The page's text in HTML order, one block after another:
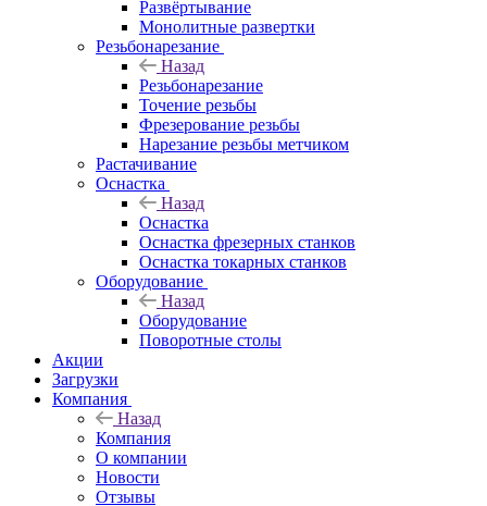
Развёртывание
Монолитные развертки
Резьбонарезание
Назад
Резьбонарезание
Точение резьбы
Фрезерование резьбы
Нарезание резьбы метчиком
Растачивание
Оснастка
Назад
Оснастка
Оснастка фрезерных станков
Оснастка токарных станков
Оборудование
Назад
Оборудование
Поворотные столы
Акции
Загрузки
Компания
Назад
Компания
О компании
Новости
Отзывы